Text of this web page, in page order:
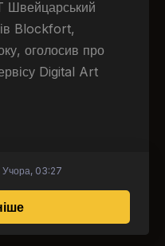
Швейцарський
Blockfort,
оголосив про
Digital Art
про Blockfort
Учора, 03:27